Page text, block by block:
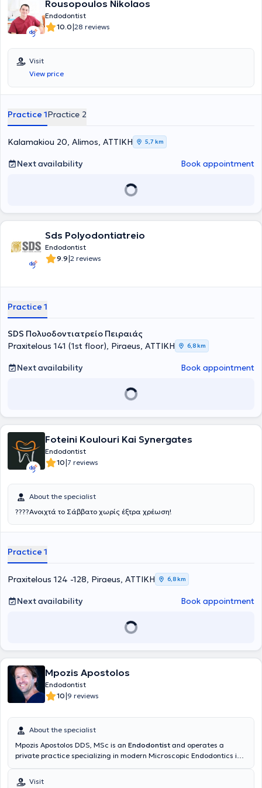
Rousopoulos Nikolaos
Endodontist
10.0|28 reviews
Visit
View price
Practice 1Practice 2
Kalamakiou 20, Alimos, ΑΤΤΙΚΗ 5,7 km
Next availability Book appointment
Sds Polyodontiatreio
Endodontist
9.9|2 reviews
Practice 1
SDS Πολυοδοντιατρείο Πειραιάς
Praxitelous 141 (1st floor), Piraeus, ΑΤΤΙΚΗ
6,8 km
Next availability Book appointment
Foteini Koulouri Kai Synergates
Endodontist
10|7 reviews
About the specialist
????Ανοιχτά το Σάββατο χωρίς έξτρα χρέωση!
Practice 1
Praxitelous 124 -128, Piraeus, ΑΤΤΙΚΗ 6,8 km
Next availability Book appointment
Mpozis Apostolos
Endodontist
10|9 reviews
About the specialist
Mpozis Apostolos DDS, MSc is an Endodontist and operates a
private practice specializing in modern Microscopic Endodontics in
London. He graduated from the Dental School of the National and
Visit